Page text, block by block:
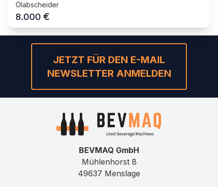
Ölabscheider
8.000 €
JETZT FÜR DEN E-MAIL
NEWSLETTER ANMELDEN
BEVMAQ GmbH
Mühlenhorst 8
49637 Menslage